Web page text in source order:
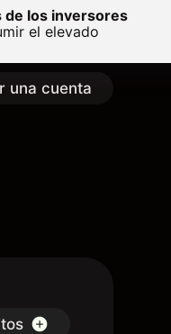
de los inversores
el elevado
una cuenta